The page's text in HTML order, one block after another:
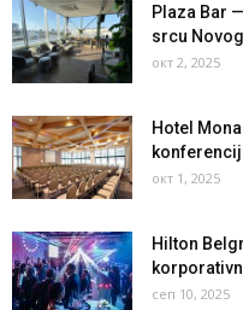
Plaza Bar
srcu
окт 2, 2025
Hotel
окт 1, 2025
Hilton
сеп 10, 2025